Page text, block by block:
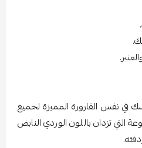
في نفس القارورة المميزة لجميع
تزدان باللون الوردي النابض